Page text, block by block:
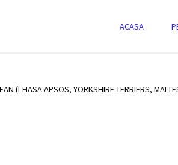
ACASA
(LHASA APSOS, YORKSHIRE TERRIERS,